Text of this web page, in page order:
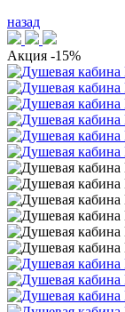
назад
Акция -15%